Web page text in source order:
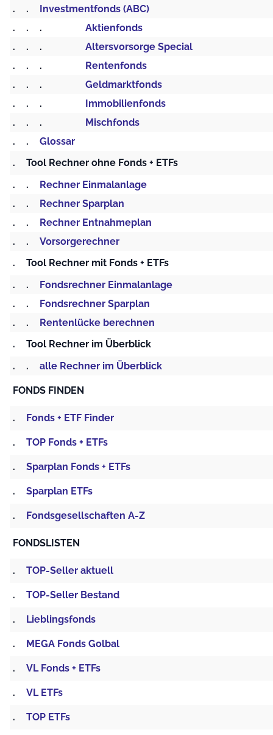
.
.
Investmentfonds (ABC)
.
. .
Aktienfonds
.
. .
Altersvorsorge Special
.
. .
Rentenfonds
.
. .
Geldmarktfonds
.
. .
Immobilienfonds
.
. .
Mischfonds
.
.
Glossar
.
Tool Rechner ohne Fonds + ETFs
.
.
Rechner Einmalanlage
.
.
Rechner Sparplan
.
.
Rechner Entnahmeplan
.
.
Vorsorgerechner
.
Tool Rechner mit Fonds + ETFs
.
.
Fondsrechner Einmalanlage
.
.
Fondsrechner Sparplan
.
.
Rentenlücke berechnen
.
Tool Rechner im Überblick
.
. alle Rechner im Überblick
FONDS FINDEN
. Fonds + ETF Finder
. TOP Fonds + ETFs
. Sparplan Fonds + ETFs
. Sparplan ETFs
. Fondsgesellschaften A-Z
FONDSLISTEN
. TOP-Seller aktuell
. TOP-Seller Bestand
. Lieblingsfonds
. MEGA Fonds Golbal
. VL Fonds + ETFs
. VL ETFs
. TOP ETFs